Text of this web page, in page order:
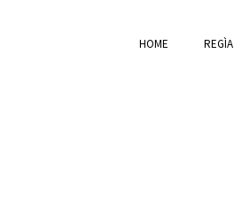
HOME REGÌA